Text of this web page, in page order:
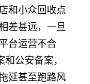
和小众回收点
差甚远，一旦
台运营不合
公安备案，
延甚至跑路风